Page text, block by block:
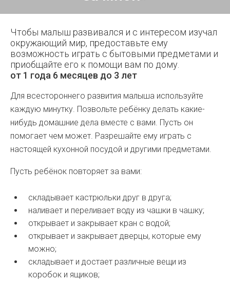
Чтобы малыш развивался и с интересом изучал
окружающий мир, предоставьте ему
возможность играть с бытовыми предметами и
приобщайте его к помощи вам по дому.
от 1 года 6 месяцев до 3 лет
Для всестороннего развития малыша используйте
каждую минутку. Позвольте ребёнку делать какие-
нибудь домашние дела вместе с вами. Пусть он
помогает чем может. Разрешайте ему играть с
настоящей кухонной посудой и другими предметами.
Пусть ребёнок повторяет за вами:
складывает кастрюльки друг в друга;
наливает и переливает воду из чашки в чашку;
открывает и закрывает кран с водой;
открывает и закрывает дверцы, которые ему
можно;
складывает и достает различные вещи из
коробок и ящиков;